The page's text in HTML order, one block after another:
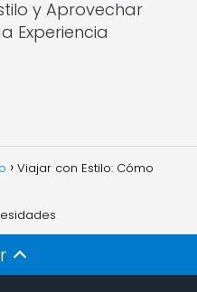
y Aprovechar
Experiencia
Viajar con Estilo: Cómo